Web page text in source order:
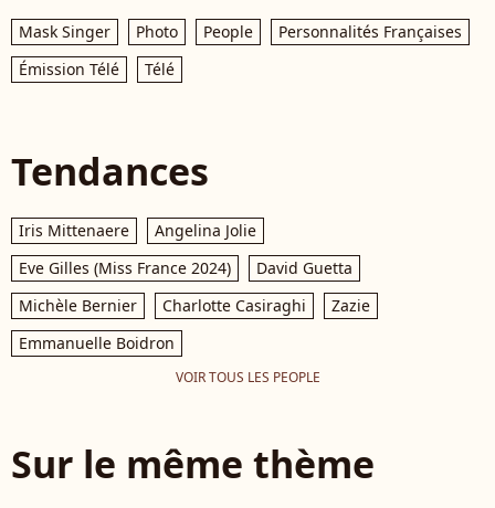
Mask Singer Photo People
Personnalités Françaises
Émission Télé
Télé
Tendances
Iris Mittenaere
Angelina Jolie
Eve Gilles (Miss France 2024)
David Guetta
Michèle Bernier
Charlotte Casiraghi
Zazie
Emmanuelle Boidron
VOIR TOUS LES PEOPLE
Sur le même thème